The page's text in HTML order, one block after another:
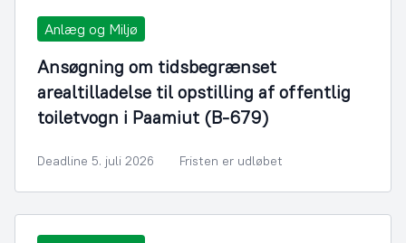
Anlæg og Miljø
Ansøgning om tidsbegrænset
arealtilladelse til opstilling af offentlig
toiletvogn i Paamiut (B-679)
Deadline 5. juli 2026 Fristen er udløbet